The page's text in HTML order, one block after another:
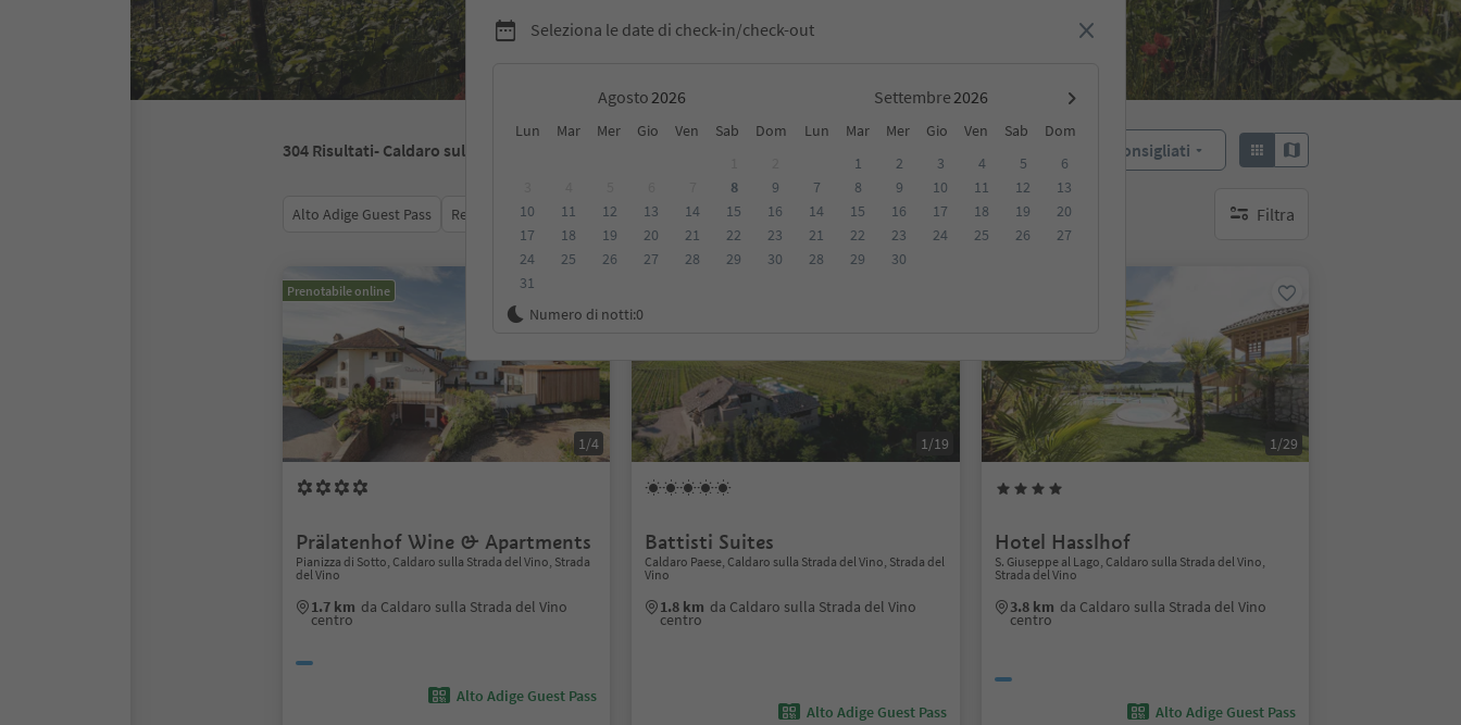
Seleziona le date di check-in/check-out
Agosto Settembre
Lun Mar Mer Gio Ven Sab Dom Lun Mar Mer Gio Ven Sab
Dom
8
9
10
11 12 13 14 15
16
17
18 19 20 21 22
23
24
25 26 27 28 29
30
31
1 2 3 4 5
6
7
8 9 10 11 12
13
14
15 16 17 18 19
20
21
22 23 24 25 26
27
28
29 30
Numero di notti:0
304 Risultati- Caldaro sulla Strada del Vino Consigliati
Alto Adige Guest Pass Recensioni Categoria Trattamento Alloggi sostenibili Filtra
nessun filtro attivo
Prenotabile online
1/4
Prälatenhof Wine & Apartments
Pianizza di Sotto, Caldaro sulla Strada del Vino, Strada
del Vino
1.7 km da Caldaro sulla Strada del Vino
centro
Alto Adige Guest Pass
1/19
Battisti Suites
Caldaro Paese, Caldaro sulla Strada del Vino, Strada del
Vino
1.8 km da Caldaro sulla Strada del Vino
centro
Alto Adige Guest Pass
1/29
Hotel Hasslhof
S. Giuseppe al Lago, Caldaro sulla Strada del Vino,
Strada del Vino
3.8 km da Caldaro sulla Strada del Vino
centro
Alto Adige Guest Pass